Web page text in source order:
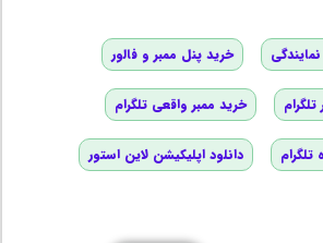
خرید پنل ممبر و فالور
خرید ممبر واقعی تلگرام
تلگرام دانلود اپلیکیشن لاین استور